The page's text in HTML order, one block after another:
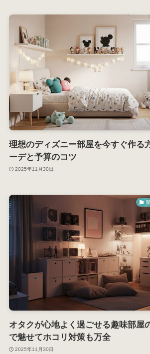
理想のディズニー部屋を今すぐ作る
ーデと予算のコツ
2025年11月30日
オタクが心地よく過ごせる趣味部屋
で魅せてホコリ対策も万全
2025年11月30日